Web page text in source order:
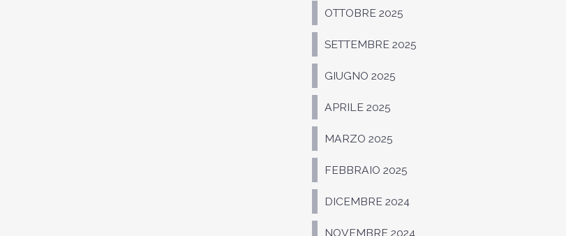
OTTOBRE 2025
SETTEMBRE 2025
GIUGNO 2025
APRILE 2025
MARZO 2025
FEBBRAIO 2025
DICEMBRE 2024
NOVEMBRE 2024